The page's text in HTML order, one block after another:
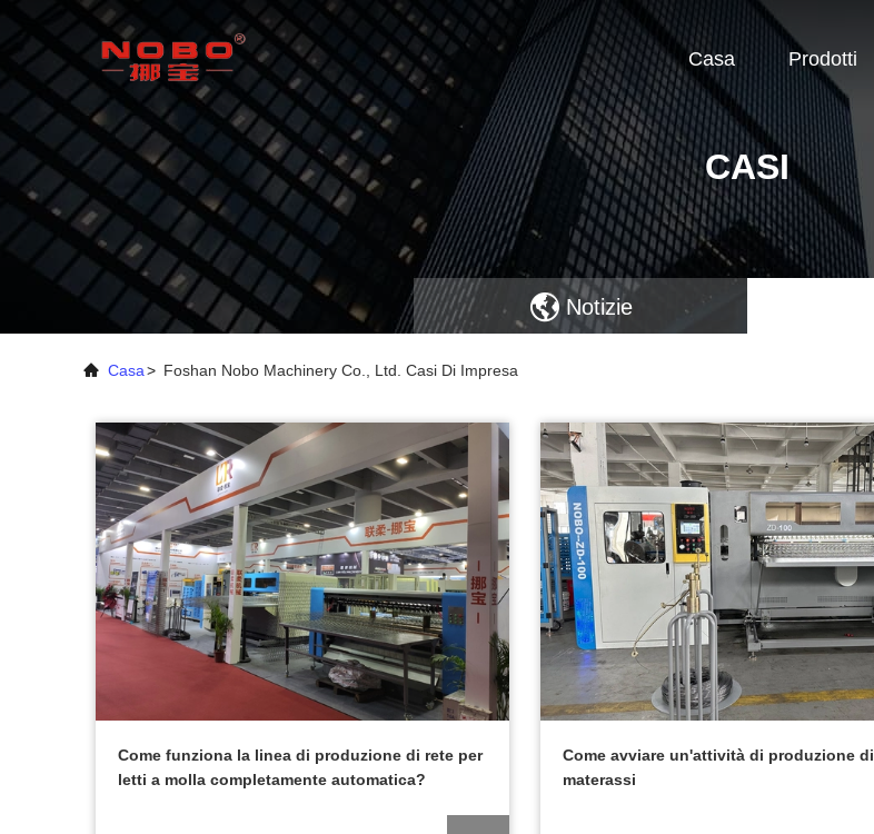
Casa Prodotti
CASI
Notizie
Casa> Foshan Nobo Machinery Co., Ltd. Casi Di Impresa
Come funziona la linea di produzione di rete per
letti a molla completamente automatica?
Come avviare un'attività di produzione di
materassi